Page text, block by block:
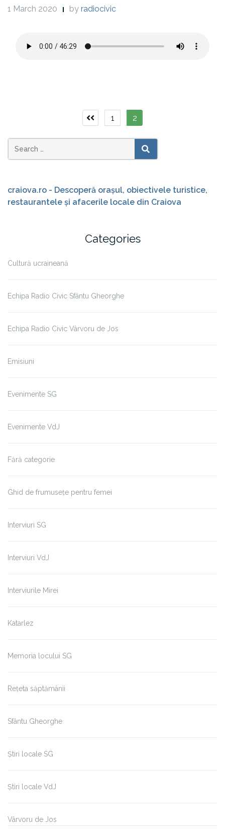
1 March 2020 by radiocivic
Posts
pagination
Previous
1 2
Search
for:
SEARCH
craiova.ro - Descoperă orașul, obiectivele turistice,
restaurantele și afacerile locale din Craiova
Categories
Cultură ucraineană
Echipa Radio Civic Sfântu Gheorghe
Echipa Radio Civic Vârvoru de Jos
Emisiuni
Evenimente SG
Evenimente VdJ
Fără categorie
Ghid de frumusețe pentru femei
Interviuri SG
Interviuri VdJ
Interviurile Mirei
Katarlez
Memoria locului SG
Rețeta săptămânii
Sfântu Gheorghe
Știri locale SG
Știri locale VdJ
Vârvoru de Jos